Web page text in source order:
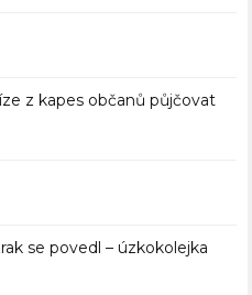
z kapes občanů půjčovat
se povedl – úzkokolejka